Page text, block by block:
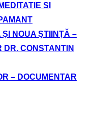
SI
NOUA ŞTIINŢĂ –
DR. CONSTANTIN
– DOCUMENTAR